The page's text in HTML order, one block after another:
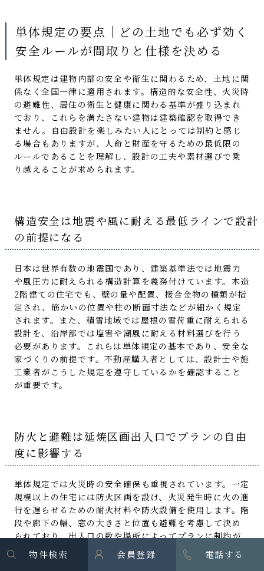
単体規定の要点｜どの土地でも必ず効く
安全ルールが間取りと仕様を決める
単体規定は建物内部の安全や衛生に関わるため、土地に関
係なく全国一律に適用されます。構造的な安全性、火災時
の避難性、居住の衛生と健康に関わる基準が盛り込まれ
ており、これらを満たさない建物は建築確認を取得でき
ません。自由設計を楽しみたい人にとっては制約と感じ
る場合もありますが、人命と財産を守るための最低限の
ルールであることを理解し、設計の工夫や素材選びで乗
り越えることが求められます。
構造安全は地震や風に耐える最低ラインで設計
の前提になる
日本は世界有数の地震国であり、建築基準法では地震力
や風圧力に耐えられる構造計算を義務付けています。木造
2階建ての住宅でも、壁の量や配置、接合金物の種類が指
定され、筋かいの位置や柱の断面寸法などが細かく規定
されます。また、積雪地域では屋根の雪荷重に耐えられる
設計を、沿岸部では塩害や潮風に耐える材料選びを行う
必要があります。これらは単体規定の基本であり、安全な
家づくりの前提です。不動産購入者としては、設計士や施
工業者がこうした規定を遵守しているかを確認すること
が重要です。
防火と避難は延焼区画出入口でプランの自由
度に影響する
単体規定では火災時の安全確保も重視されています。一定
規模以上の住宅には防火区画を設け、火災発生時に火の進
行を遅らせるための耐火材料や防火設備を使用します。階
段や廊下の幅、窓の大きさと位置も避難を考慮して決め
られており、出入口の数や場所によってプランに制約が
生じます。また、階段を1か所にまとめる吹き抜けプラン
は見た目が開放的ですが、避難経路が限られるため建築
物件検索 会員登録 電話する